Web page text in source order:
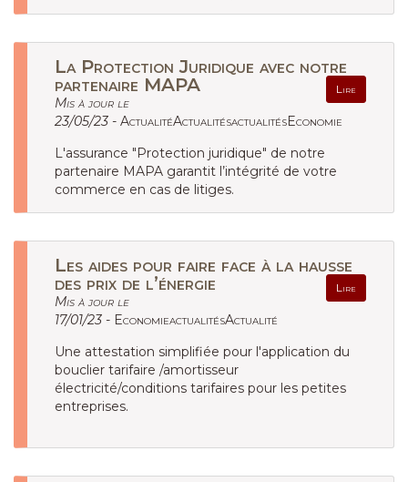
La Protection Juridique avec notre
partenaire MAPA
Lire
Mis à jour le
23/05/23 - ActualitéActualitésactualitésEconomie
L'assurance "Protection juridique" de notre
partenaire MAPA garantit l’intégrité de votre
commerce en cas de litiges.
Les aides pour faire face à la hausse
des prix de l’énergie
Lire
Mis à jour le
17/01/23 - EconomieactualitésActualité
Une attestation simplifiée pour l'application du
bouclier tarifaire /amortisseur
électricité/conditions tarifaires pour les petites
entreprises.